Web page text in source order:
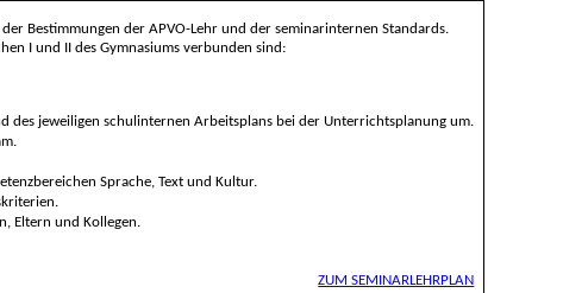
Bestimmungen der APVO-Lehr und der seminarinternen Standards.
I und II des Gymnasiums verbunden sind:
des jeweiligen schulinternen Arbeitsplans bei der Unterrichtsplanung um.
Sprache, Text und Kultur.
Eltern und Kollegen.
ZUM SEMINARLEHRPLAN